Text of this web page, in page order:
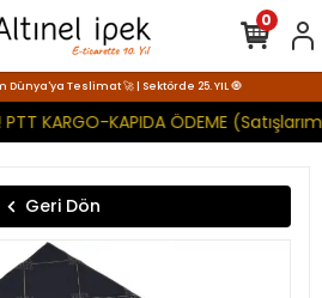
Dünya'ya Teslimat 🚀 | Sektörde 25. YIL 🧿
KARGO-KAPIDA ÖDEME
0
Geri Dön